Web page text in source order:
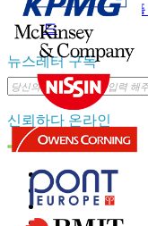
샘플
드
뉴스레터 구독
신뢰하다 온라인